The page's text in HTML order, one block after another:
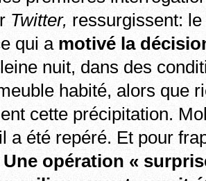
Twitter, ressurgissent:
qui amotivé la
nuit, dans des
habité, alors que
cette précipitation.
a été repéré. Et pour
Une opération «